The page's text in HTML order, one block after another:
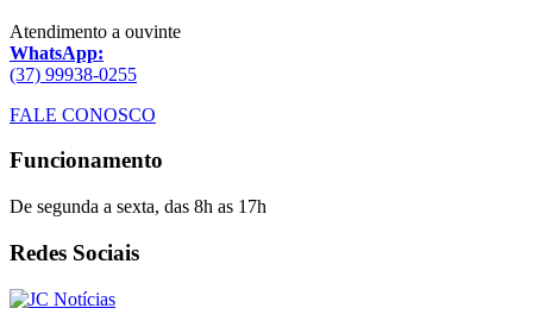
Atendimento a ouvinte
WhatsApp:
(37) 99938-0255
FALE CONOSCO
Funcionamento
De segunda a sexta, das 8h as 17h
Redes Sociais